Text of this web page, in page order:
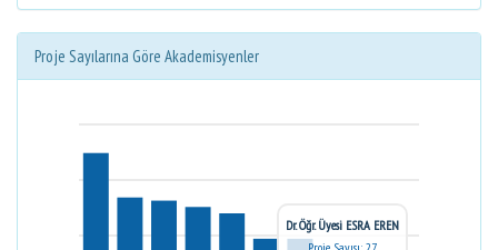
Proje Sayılarına Göre Akademisyenler
Dr. Öğr. Üyesi ESRA EREN